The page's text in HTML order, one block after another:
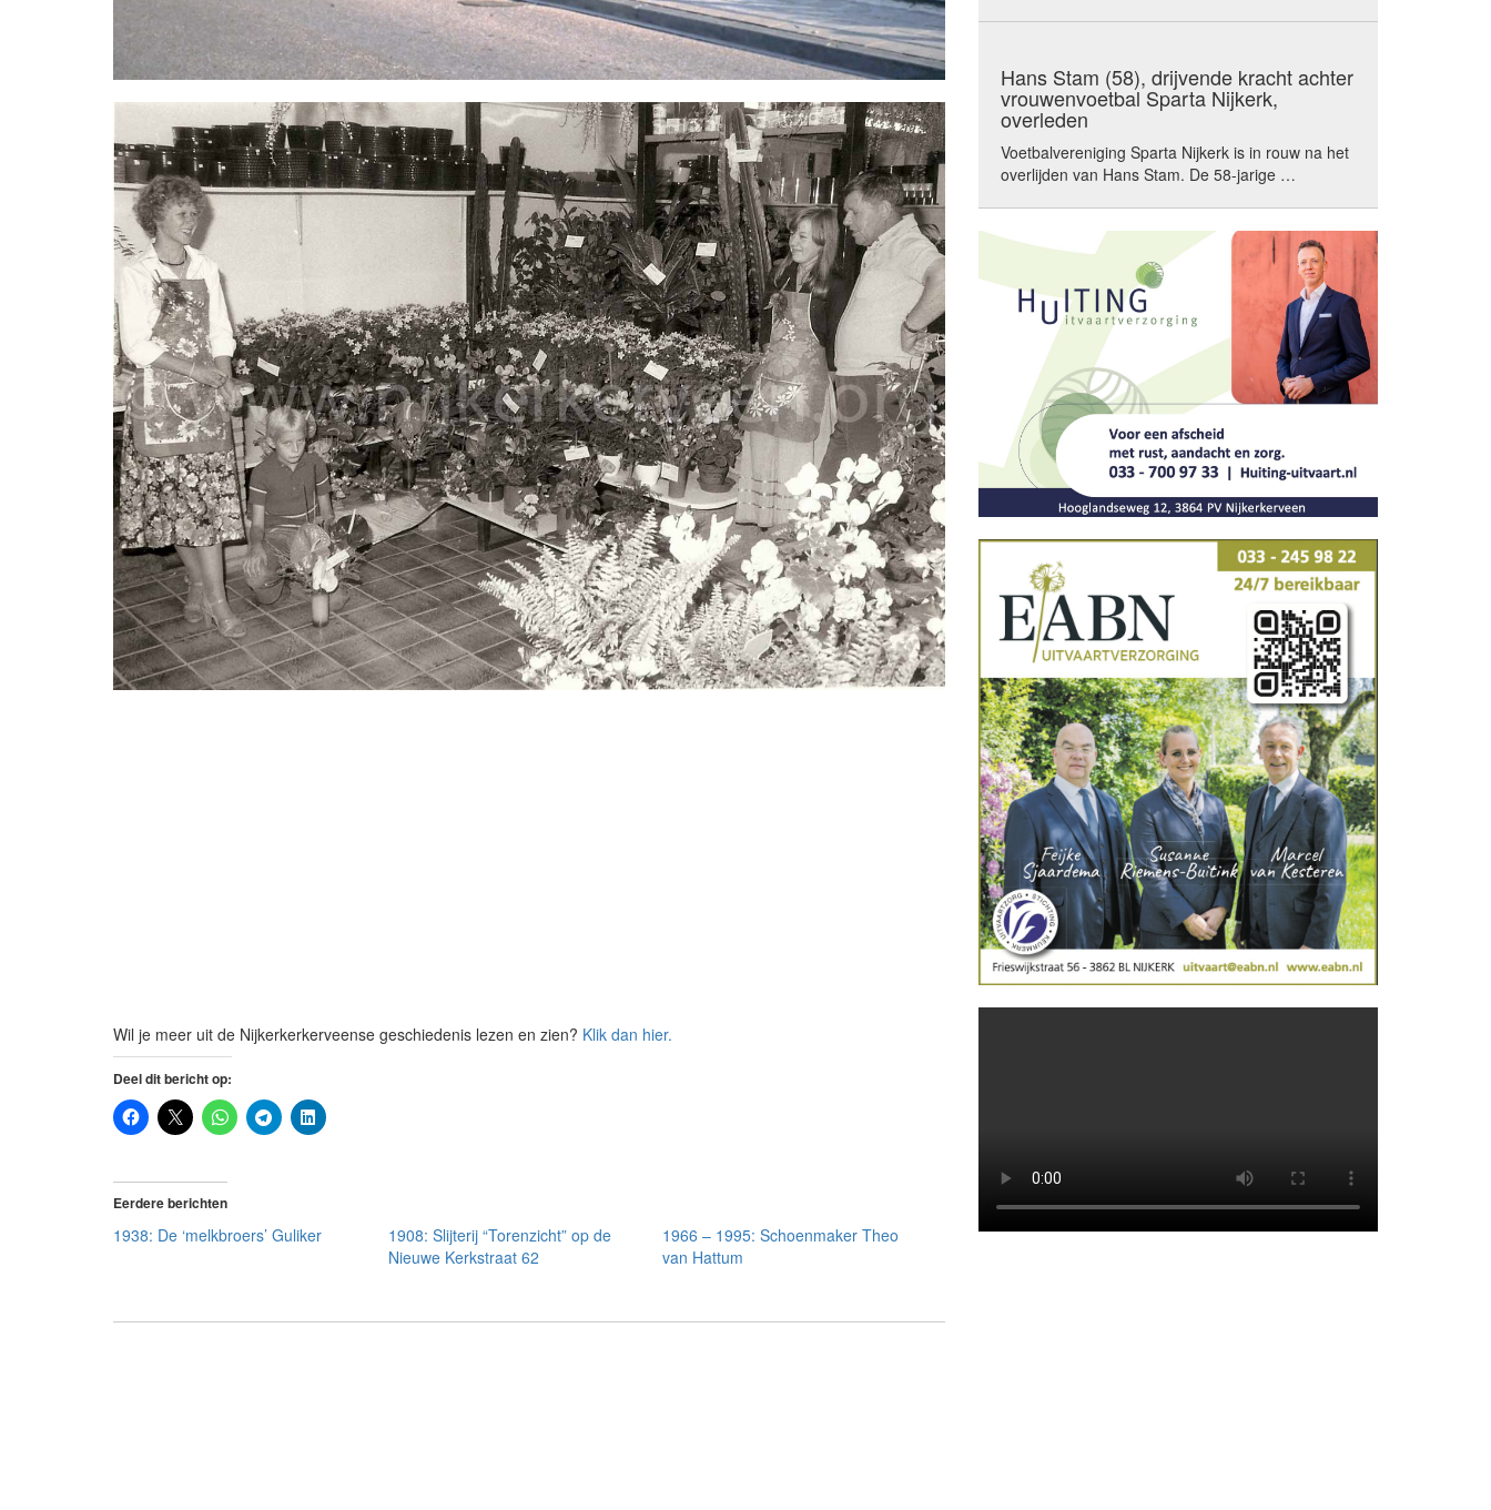
Wil je meer uit de Nijkerkerkerveense geschiedenis lezen en zien? Klik dan hier.
Deel dit bericht op:
Eerdere berichten
1938: De ‘melkbroers’ Guliker
1908: Slijterij “Torenzicht” op de
Nieuwe Kerkstraat 62
1966 – 1995: Schoenmaker Theo
van Hattum
Hans Stam (58), drijvende kracht achter
vrouwenvoetbal Sparta Nijkerk,
overleden
Voetbalvereniging Sparta Nijkerk is in rouw na het
overlijden van Hans Stam. De 58-jarige …